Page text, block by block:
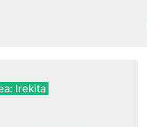
Irekita